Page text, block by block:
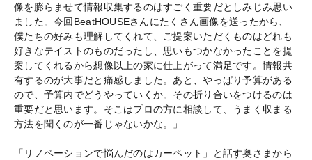
像を膨らませて情報収集するのはすごく重要だとしみじみ思い
ました。今回BeatHOUSEさんにたくさん画像を送ったから、
僕たちの好みも理解してくれて、ご提案いただくものはどれも
好きなテイストのものだったし、思いもつかなかったことを提
案してくれるから想像以上の家に仕上がって満足です。情報共
有するのが大事だと痛感しました。あと、やっぱり予算がある
ので、予算内でどうやっていくか。その折り合いをつけるのは
重要だと思います。そこはプロの方に相談して、うまく収まる
方法を聞くのが一番じゃないかな。」
「リノベーションで悩んだのはカーペット」と話す奥さまから